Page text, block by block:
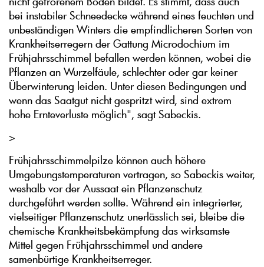
bei instabiler Schneedecke während eines feuchten und
unbeständigen Winters die empfindlicheren Sorten von
Krankheitserregern der Gattung Microdochium im
Frühjahrsschimmel befallen werden können, wobei die
Pflanzen an Wurzelfäule, schlechter oder gar keiner
Überwinterung leiden. Unter diesen Bedingungen und
wenn das Saatgut nicht gespritzt wird, sind extrem
hohe Ernteverluste möglich", sagt Sabeckis.
>
Frühjahrsschimmelpilze können auch höhere
Umgebungstemperaturen vertragen, so Sabeckis weiter,
weshalb vor der Aussaat ein Pflanzenschutz
durchgeführt werden sollte. Während ein integrierter,
vielseitiger Pflanzenschutz unerlässlich sei, bleibe die
chemische Krankheitsbekämpfung das wirksamste
Mittel gegen Frühjahrsschimmel und andere
samenbürtige Krankheitserreger.